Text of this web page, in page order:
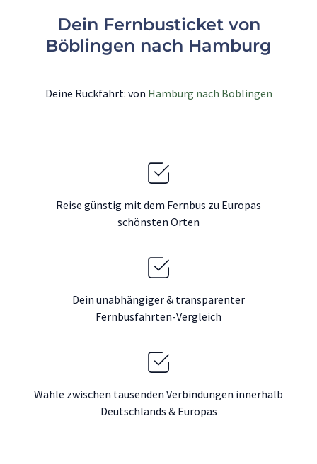
Dein Fernbusticket von
Böblingen nach Hamburg
Deine Rückfahrt: von Hamburg nach Böblingen
Reise günstig mit dem Fernbus zu Europas
schönsten Orten
Dein unabhängiger & transparenter
Fernbusfahrten-Vergleich
Wähle zwischen tausenden Verbindungen innerhalb
Deutschlands & Europas